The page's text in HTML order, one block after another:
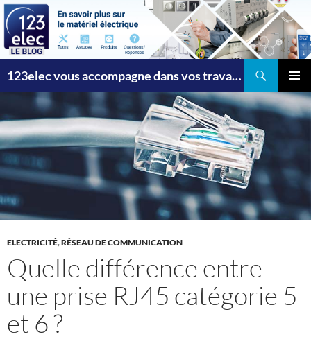
123elec vous accompagne dans vos travaux
MENU
CONTENU
ELECTRICITÉ,RÉSEAU DE COMMUNICATION
Quelle différence entre
une prise RJ45 catégorie 5
et 6 ?